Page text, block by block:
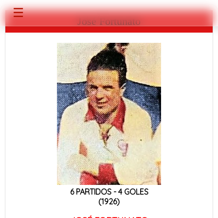
☰
José Fortunato
6 PARTIDOS - 4 GOLES
(1926)